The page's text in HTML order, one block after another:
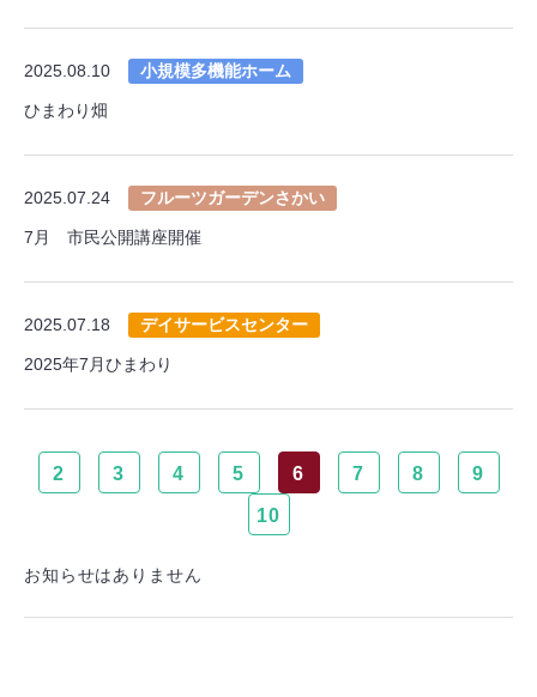
2025.08.10 小規模多機能ホーム
ひまわり畑
2025.07.24 フルーツガーデンさかい
7月 市民公開講座開催
2025.07.18 デイサービスセンター
2025年7月ひまわり
2 3 4 5 6 7 8 9
10
お知らせはありません